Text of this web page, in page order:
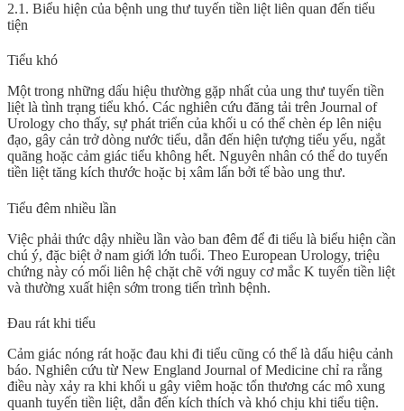
2.1. Biểu hiện của bệnh ung thư tuyến tiền liệt liên quan đến tiểu
tiện
Tiểu khó
Một trong những dấu hiệu thường gặp nhất của ung thư tuyến tiền
liệtlà tình trạng tiểu khó. Các nghiên cứu đăng tải trên Journal of
Urology cho thấy, sự phát triển của khối u có thể chèn ép lên niệu
đạo, gây cản trở dòng nước tiểu, dẫn đến hiện tượng tiểu yếu, ngắt
quãng hoặc cảm giác tiểu không hết. Nguyên nhân có thể do tuyến
tiền liệt tăng kích thước hoặc bị xâm lấn bởi tế bào ung thư.
Tiểu đêm nhiều lần
Việc phải thức dậy nhiều lần vào ban đêm để đi tiểu là biểu hiện cần
chú ý, đặc biệt ở nam giới lớn tuổi. Theo European Urology, triệu
chứng này có mối liên hệ chặt chẽ với nguy cơ mắc K tuyến tiền liệt
và thường xuất hiện sớm trong tiến trình bệnh.
Đau rát khi tiểu
Cảm giác nóng rát hoặc đau khi đi tiểu cũng có thể là dấu hiệu cảnh
báo. Nghiên cứu từ New England Journal of Medicine chỉ ra rằng
điều này xảy ra khi khối u gây viêm hoặc tổn thương các mô xung
quanh tuyến tiền liệt, dẫn đến kích thích và khó chịu khi tiểu tiện.